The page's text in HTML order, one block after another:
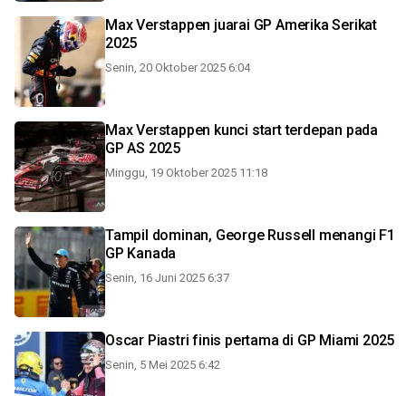
Max Verstappen juarai GP Amerika Serikat
2025
Senin, 20 Oktober 2025 6:04
Max Verstappen kunci start terdepan pada
GP AS 2025
Minggu, 19 Oktober 2025 11:18
Tampil dominan, George Russell menangi F1
GP Kanada
Senin, 16 Juni 2025 6:37
Oscar Piastri finis pertama di GP Miami 2025
Senin, 5 Mei 2025 6:42